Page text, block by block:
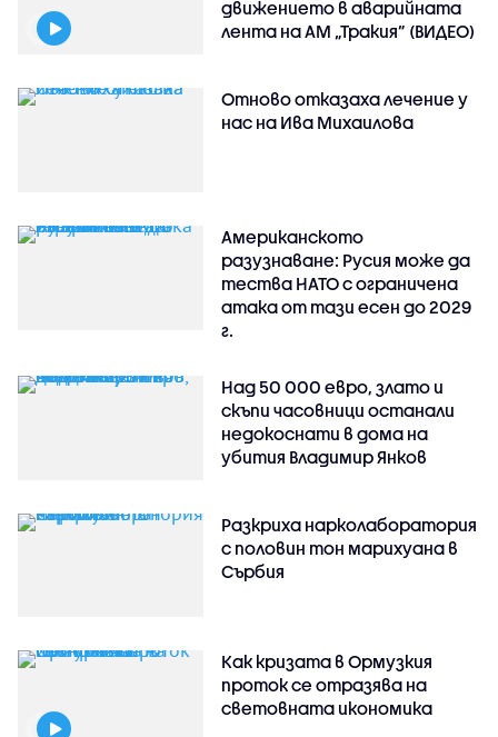
движението в аварийната
лента на АМ „Тракия” (ВИДЕО)
Отново отказаха лечение у
нас на Ива Михаилова
Американското
разузнаване: Русия може да
тества НАТО с ограничена
атака от тази есен до 2029
г.
Над 50 000 евро, злато и
скъпи часовници останали
недокоснати в дома на
убития Владимир Янков
Разкриха нарколаборатория
с половин тон марихуана в
Сърбия
Как кризата в Ормузкия
проток се отразява на
световната икономика